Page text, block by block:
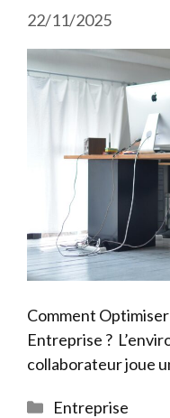
22/11/2025
Comment
Entreprise ?
collaborateur joue
Catégories
Entreprise